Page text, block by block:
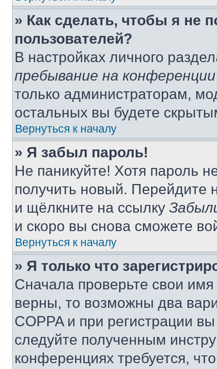
» Как сделать, чтобы я не
пользователей?
В настройках личного
пребывание на конференции
только администраторам,
остальных вы будете
Вернуться к началу
» Я забыл пароль!
Не паникуйте! Хотя пароль
получить новый. Перейдите
и щёлкните на ссылку
и скоро вы снова сможете
Вернуться к началу
» Я только что
Сначала проверьте свои
верны, то возможны два
COPPA и при регистрации
следуйте полученным
конференциях требуется,